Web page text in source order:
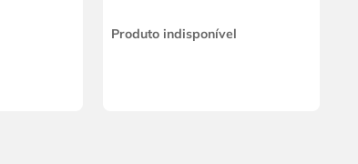
Produto indisponível